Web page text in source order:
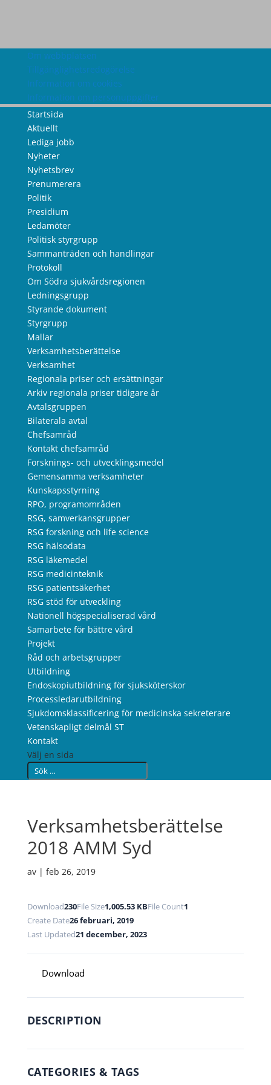
Om webbplatsen
Tillgänglighetsredogörelse
Information om cookies
Information om personuppgifter
Startsida
Aktuellt
Lediga jobb
Nyheter
Nyhetsbrev
Prenumerera
Politik
Presidium
Ledamöter
Politisk styrgrupp
Sammanträden och handlingar
Protokoll
Om Södra sjukvårdsregionen
Ledningsgrupp
Styrande dokument
Styrgrupp
Mallar
Verksamhetsberättelse
Verksamhet
Regionala priser och ersättningar
Arkiv regionala priser tidigare år
Avtalsgruppen
Bilaterala avtal
Chefsamråd
Kontakt chefsamråd
Forsknings- och utvecklingsmedel
Gemensamma verksamheter
Kunskapsstyrning
RPO, programområden
RSG, samverkansgrupper
RSG forskning och life science
RSG hälsodata
RSG läkemedel
RSG medicinteknik
RSG patientsäkerhet
RSG stöd för utveckling
Nationell högspecialiserad vård
Samarbete för bättre vård
Projekt
Råd och arbetsgrupper
Utbildning
Endoskopiutbildning för sjuksköterskor
Processledarutbildning
Sjukdomsklassificering för medicinska sekreterare
Vetenskapligt delmål ST
Kontakt
Välj en sida
Verksamhetsberättelse
2018 AMM Syd
av | feb 26, 2019
Download230File Size1,005.53 KBFile Count1
Create Date26 februari, 2019
Last Updated21 december, 2023
Download
DESCRIPTION
CATEGORIES & TAGS